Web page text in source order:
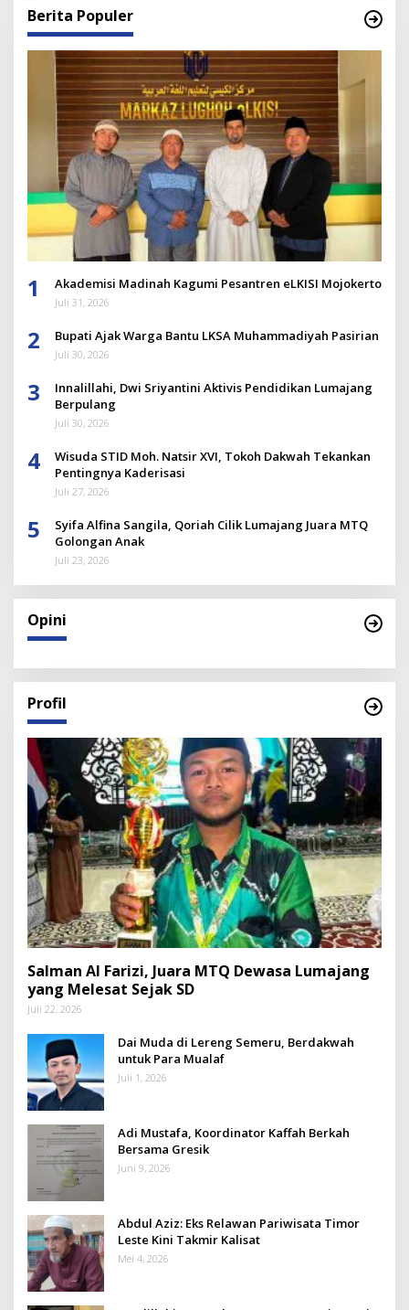
Berita Populer
1 Akademisi Madinah Kagumi Pesantren eLKISI Mojokerto
Juli 31, 2026
2 Bupati Ajak Warga Bantu LKSA Muhammadiyah Pasirian
Juli 30, 2026
3
Innalillahi, Dwi Sriyantini Aktivis Pendidikan Lumajang
Berpulang
Juli 30, 2026
4
Wisuda STID Moh. Natsir XVI, Tokoh Dakwah Tekankan
Pentingnya Kaderisasi
Juli 27, 2026
5
Syifa Alfina Sangila, Qoriah Cilik Lumajang Juara MTQ
Golongan Anak
Juli 23, 2026
Opini
Profil
Salman Al Farizi, Juara MTQ Dewasa Lumajang
yang Melesat Sejak SD
Juli 22, 2026
Dai Muda di Lereng Semeru, Berdakwah
untuk Para Mualaf
Juli 1, 2026
Adi Mustafa, Koordinator Kaffah Berkah
Bersama Gresik
Juni 9, 2026
Abdul Aziz: Eks Relawan Pariwisata Timor
Leste Kini Takmir Kalisat
Mei 4, 2026